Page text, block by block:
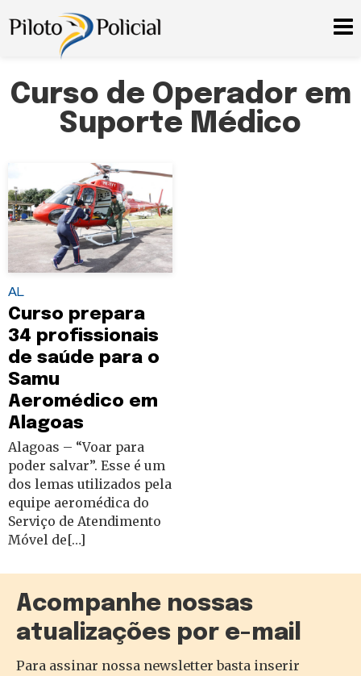
Curso de Operador em
Suporte Médico
AL
Curso prepara
34 profissionais
de saúde para o
Samu
Aeromédico em
Alagoas
Alagoas – “Voar para
poder salvar”. Esse é um
dos lemas utilizados pela
equipe aeromédica do
Serviço de Atendimento
Móvel de[…]
Acompanhe nossas
atualizações por e-mail
Para assinar nossa newsletter basta inserir